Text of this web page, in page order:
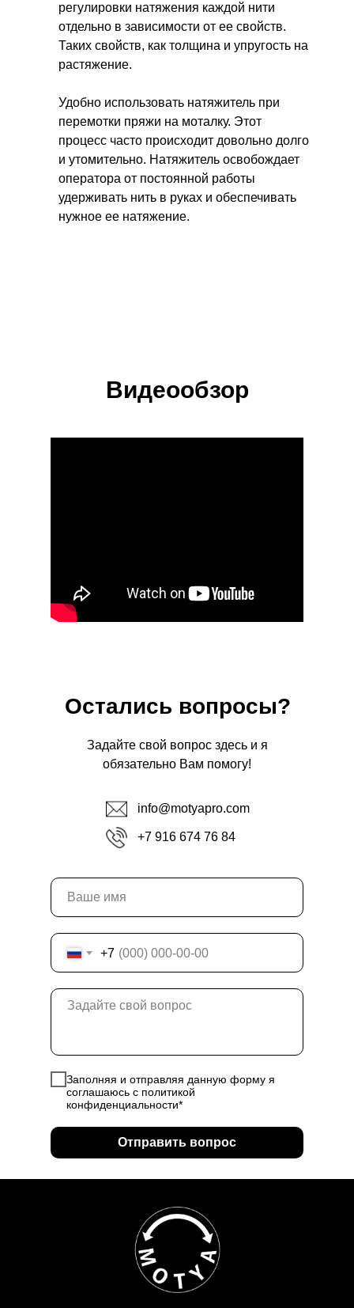
регулировки натяжения каждой нити
отдельно в зависимости от ее свойств.
Таких свойств, как толщина и упругость на
растяжение.
Удобно использовать натяжитель при
перемотки пряжи на моталку. Этот
процесс часто происходит довольно долго
и утомительно. Натяжитель освобождает
оператора от постоянной работы
удерживать нить в руках и обеспечивать
нужное ее натяжение.
Видеообзор
Остались вопросы?
Задайте свой вопрос здесь и я
обязательно Вам помогу!
info@motyapro.com
+7 916 674 76 84
+7
Заполняя и отправляя данную форму я
соглашаюсь с политикой
конфиденциальности*
Отправить вопрос